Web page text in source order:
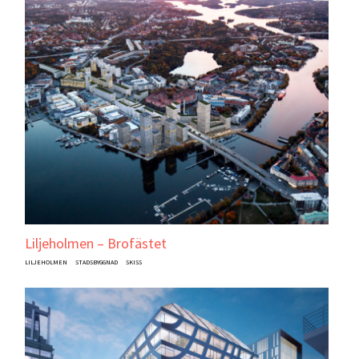
Liljeholmen – Brofästet
LILJEHOLMEN STADSBYGGNAD SKISS